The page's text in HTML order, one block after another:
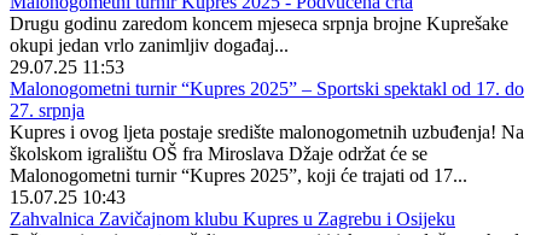
Drugu godinu zaredom koncem mjeseca srpnja brojne Kuprešake
okupi jedan vrlo zanimljiv događaj...
29.07.25 11:53
Malonogometni turnir “Kupres 2025” – Sportski spektakl od 17. do
27. srpnja
Kupres i ovog ljeta postaje središte malonogometnih uzbuđenja! Na
školskom igralištu OŠ fra Miroslava Džaje održat će se
Malonogometni turnir “Kupres 2025”, koji će trajati od 17...
15.07.25 10:43
Zahvalnica Zavičajnom klubu Kupres u Zagrebu i Osijeku